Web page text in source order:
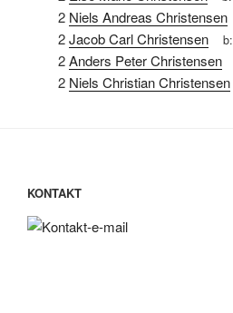
2 Niels Andreas Christensen
2Jacob Carl Christensen b:
2Anders Peter Christensen
2 Niels Christian Christensen
KONTAKT